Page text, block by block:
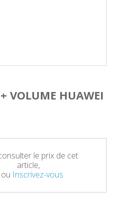
VOLUME HUAWEI
le prix de cet
article,
ou Inscrivez-vous